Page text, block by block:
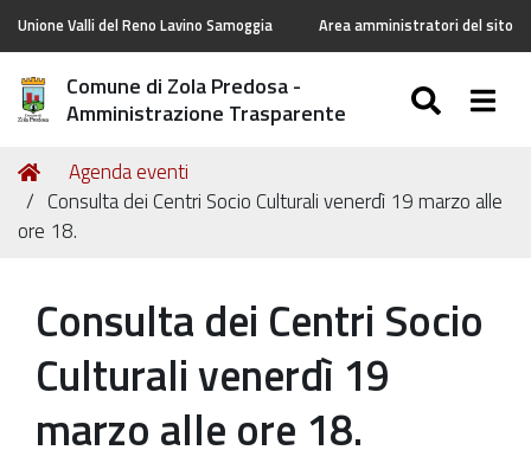
Unione Valli del Reno Lavino Samoggia Area amministratori del sito
Comune di Zola Predosa -
Amministrazione Trasparente
Tu
sei
qui:
Home
Agenda eventi
Consulta dei Centri Socio Culturali venerdì 19 marzo alle
ore 18.
Consulta dei Centri Socio
Culturali venerdì 19
marzo alle ore 18.